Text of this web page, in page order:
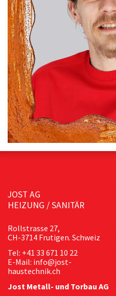
JOST AG
HEIZUNG / SANITÄR
Rollstrasse 27,
CH-3714 Frutigen. Schweiz
Tel: +41 33 671 10 22
E-Mail: info@jost-
haustechnik.ch
Jost Metall- und Torbau AG